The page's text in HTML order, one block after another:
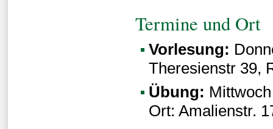
Termine und Ort
Vorlesung:
Theresienstr 39,
Übung:
Ort: Amalienstr.